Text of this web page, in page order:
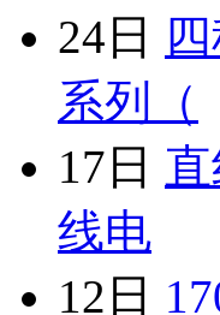
24日
系列（
17日
线电
12日